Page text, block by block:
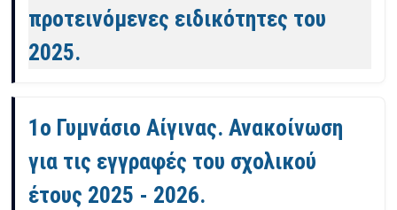
προτεινόμενες ειδικότητες του
2025.
1ο Γυμνάσιο Αίγινας. Ανακοίνωση
για τις εγγραφές του σχολικού
έτους 2025 - 2026.